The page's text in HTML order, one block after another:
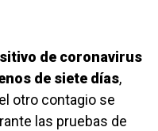
de coronavirus
de siete días,
otro contagio se
las pruebas de